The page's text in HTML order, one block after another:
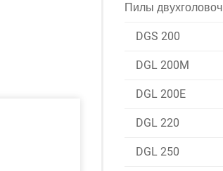
Пилы
DGS 200
DGL 200M
DGL 200E
DGL 220
DGL 250